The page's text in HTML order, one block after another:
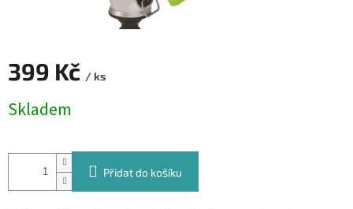
399 Kč / ks
cena:
Skladem
Přidat do košíku